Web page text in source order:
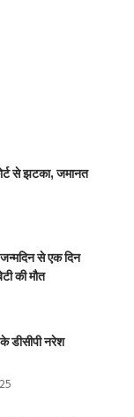
से झटका, जमानत
से एक दिन
की मौत
डीसीपी नरेश